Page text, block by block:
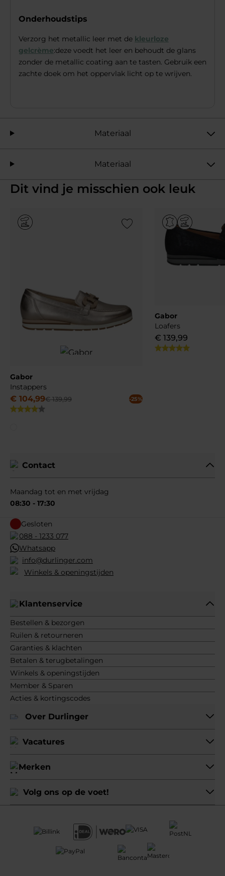
Onderhoudstips
Verzorg het metallic leer met de kleurloze
gelcrème:deze voedt het leer en behoudt de glans
zonder de metallic coating aan te tasten. Gebruik een
zachte doek om het oppervlak licht op te wrijven.
Materiaal
Materiaal
Dit vind je misschien ook leuk
Add to Wishlist
Gabor
Instappers
€ 104,99€ 139,99 -25%
Gabor
Loafers
€ 139,99
Contact
Maandag tot en met vrijdag
08:30 - 17:30
Gesloten
088 - 1233 077
Whatsapp
info@durlinger.com
Winkels & openingstijden
Klantenservice
Bestellen & bezorgen
Ruilen & retourneren
Garanties & klachten
Betalen & terugbetalingen
Winkels & openingstijden
Member & Sparen
Acties & kortingscodes
Over Durlinger
Vacatures
Merken
Volg ons op de voet!